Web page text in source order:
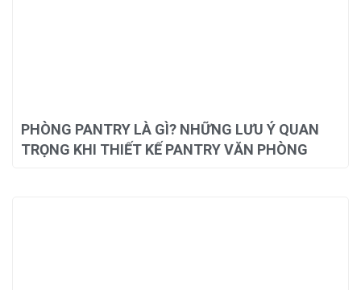
PHÒNG PANTRY LÀ GÌ? NHỮNG LƯU Ý QUAN
TRỌNG KHI THIẾT KẾ PANTRY VĂN PHÒNG